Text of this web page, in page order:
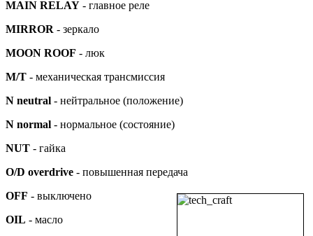
MAIN RELAY - главное реле
MIRROR - зеркало
MOON ROOF - люк
M/T - механическая трансмиссия
N neutral - нейтральное (положение)
N normal - нормальное (состояние)
NUT - гайка
O/D overdrive - повышенная передача
OFF - выключено
OIL - масло